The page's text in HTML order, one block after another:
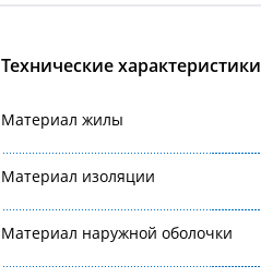
Технические характеристики
Материал жилы
Материал изоляции
Материал наружной оболочки